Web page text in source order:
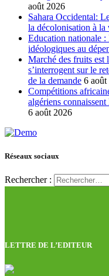
août 2026
Sahara Occidental:
la décolonisation à la
Education nationale :
idéologiques au
Marché des fruits est
s’interrogent sur le
de la demande 6 août
Compétitions
algériens
6 août 2026
Réseaux sociaux
Rechercher :
LETTRE DE L’EDITEUR